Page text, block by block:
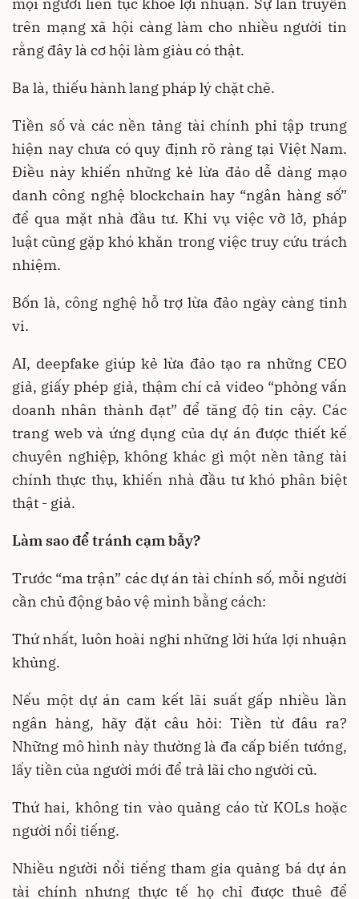
mọi người liên tục khoe lợi nhuận. Sự lan truyền
trên mạng xã hội càng làm cho nhiều người tin
rằng đây là cơ hội làm giàu có thật.
Ba là, thiếu hành lang pháp lý chặt chẽ.
Tiền số và các nền tảng tài chính phi tập trung
hiện nay chưa có quy định rõ ràng tại Việt Nam.
Điều này khiến những kẻ lừa đảo dễ dàng mạo
danh công nghệ blockchain hay “ngân hàng số”
để qua mặt nhà đầu tư. Khi vụ việc vỡ lở, pháp
luật cũng gặp khó khăn trong việc truy cứu trách
nhiệm.
Bốn là, công nghệ hỗ trợ lừa đảo ngày càng tinh
vi.
AI, deepfake giúp kẻ lừa đảo tạo ra những CEO
giả, giấy phép giả, thậm chí cả video “phỏng vấn
doanh nhân thành đạt” để tăng độ tin cậy. Các
trang web và ứng dụng của dự án được thiết kế
chuyên nghiệp, không khác gì một nền tảng tài
chính thực thụ, khiến nhà đầu tư khó phân biệt
thật - giả.
Làm sao để tránh cạm bẫy?
Trước “ma trận” các dự án tài chính số, mỗi người
cần chủ động bảo vệ mình bằng cách:
Thứ nhất, luôn hoài nghi những lời hứa lợi nhuận
khủng.
Nếu một dự án cam kết lãi suất gấp nhiều lần
ngân hàng, hãy đặt câu hỏi: Tiền từ đâu ra?
Những mô hình này thường là đa cấp biến tướng,
lấy tiền của người mới để trả lãi cho người cũ.
Thứ hai, không tin vào quảng cáo từ KOLs hoặc
người nổi tiếng.
Nhiều người nổi tiếng tham gia quảng bá dự án
tài chính nhưng thực tế họ chỉ được thuê để